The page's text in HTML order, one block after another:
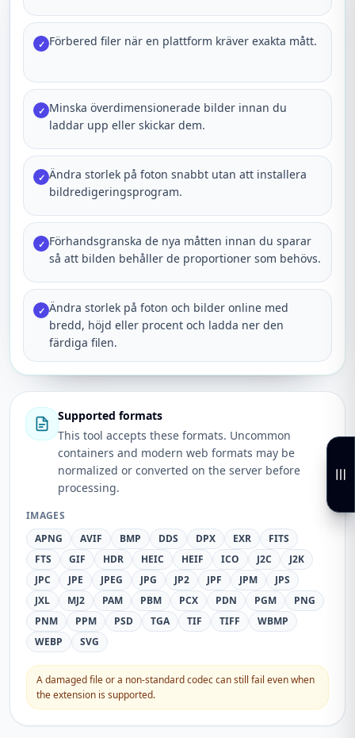
✓ Förbered filer när en plattform kräver exakta mått.
✓ Minska överdimensionerade bilder innan du
laddar upp eller skickar dem.
✓ Ändra storlek på foton snabbt utan att installera
bildredigeringsprogram.
✓ Förhandsgranska de nya måtten innan du sparar
så att bilden behåller de proportioner som behövs.
✓ Ändra storlek på foton och bilder online med
bredd, höjd eller procent och ladda ner den
färdiga filen.
Supported formats
This tool accepts these formats. Uncommon
containers and modern web formats may be
normalized or converted on the server before
processing.
IMAGES
APNG
AVIF BMP DDS DPX EXR
FITS
FTS
GIF HDR HEIC HEIF ICO J2C
J2K
JPC
JPE JPEG JPG JP2 JPF JPM
JPS
JXL
MJ2 PAM PBM PCX PDN PGM
PNG
PNM
PPM PSD TGA TIF TIFF
WBMP
WEBP
SVG
A damaged file or a non-standard codec can still fail even when
the extension is supported.